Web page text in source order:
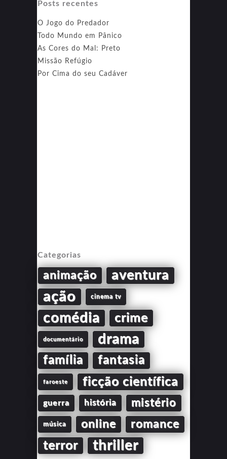
Posts recentes
O Jogo do Predador
Todo Mundo em Pânico
As Cores do Mal: Preto
Missão Refúgio
Por Cima do seu Cadáver
Categorias
animação aventura
ação cinema tv
comédia crime
documentário drama
família fantasia
faroeste ficção científica
guerra história mistério
música online romance
terror thriller